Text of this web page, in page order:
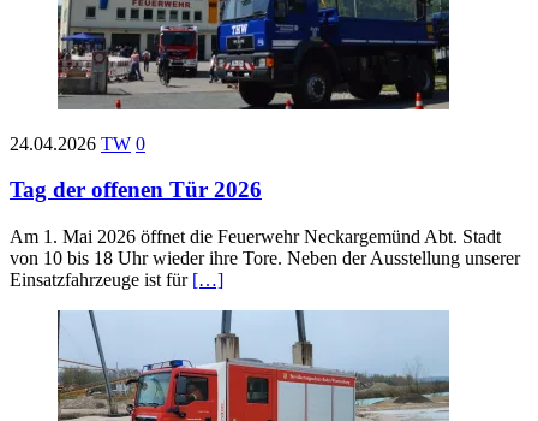
24.04.2026 TW 0
Tag der offenen Tür 2026
Am 1. Mai 2026 öffnet die Feuerwehr Neckargemünd Abt. Stadt
von 10 bis 18 Uhr wieder ihre Tore. Neben der Ausstellung unserer
Einsatzfahrzeuge ist für […]